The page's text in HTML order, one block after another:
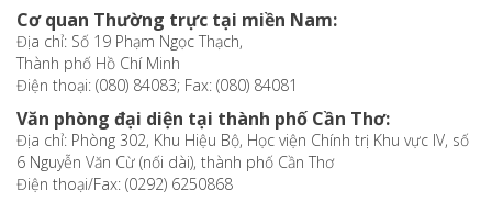
Cơ quan Thường trực tại miền Nam:
Địa chỉ: Số 19 Phạm Ngọc Thạch,
Thành phố Hồ Chí Minh
Điện thoại: (080) 84083; Fax: (080) 84081
Văn phòng đại diện tại thành phố Cần Thơ:
Địa chỉ: Phòng 302, Khu Hiệu Bộ, Học viện Chính trị Khu vực IV, số
6 Nguyễn Văn Cừ (nối dài), thành phố Cần Thơ
Điện thoại/Fax: (0292) 6250868